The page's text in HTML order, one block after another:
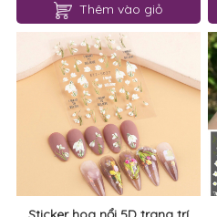
Thêm vào giỏ